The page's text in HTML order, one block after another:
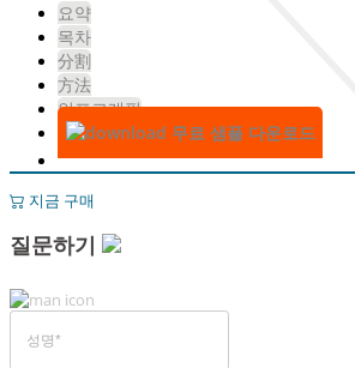
요약
목차
分割
方法
인포그래픽
무료 샘플 다운로드
지금 구매
질문하기